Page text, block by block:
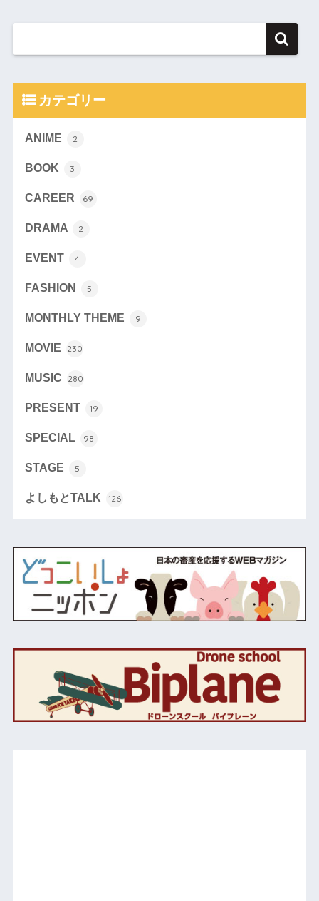
カテゴリー
ANIME 2
BOOK 3
CAREER 69
DRAMA 2
EVENT 4
FASHION 5
MONTHLY THEME 9
MOVIE 230
MUSIC 280
PRESENT 19
SPECIAL 98
STAGE 5
よしもとTALK 126